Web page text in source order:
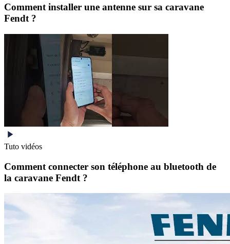
Comment installer une antenne sur sa caravane
Fendt ?
Tuto vidéos
Comment connecter son téléphone au bluetooth de
la caravane Fendt ?